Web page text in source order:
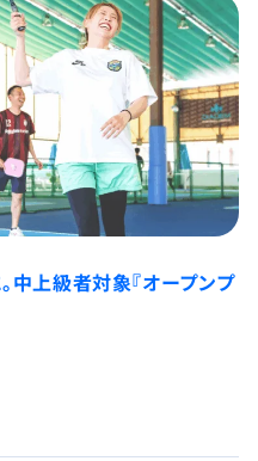
中上級者対象『オープンプ